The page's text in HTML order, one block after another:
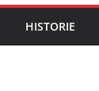
HISTORIE